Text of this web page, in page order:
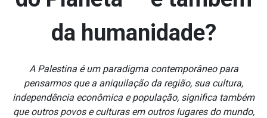
da humanidade?
A Palestina é um paradigma contemporâneo para
pensarmos que a aniquilação da região, sua cultura,
independência econômica e população, significa também
que outros povos e culturas em outros lugares do mundo,